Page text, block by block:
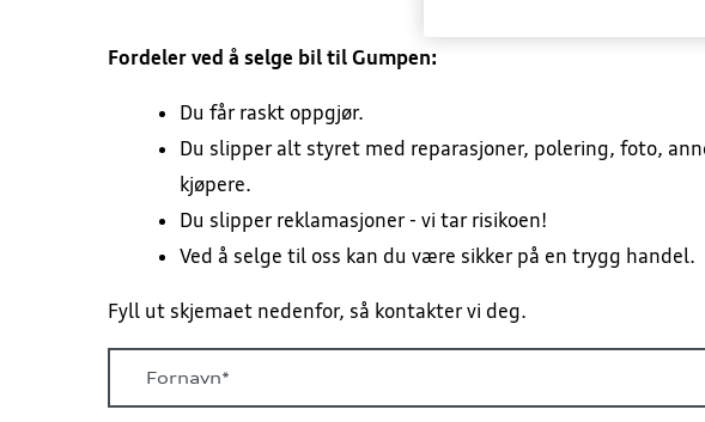
Fordeler ved å selge bil til Gumpen:
Du får raskt oppgjør.
Du slipper alt styret med reparasjoner, polering, foto,
kjøpere.
Du slipper reklamasjoner - vi tar risikoen!
Ved å selge til oss kan du være sikker på en trygg handel.
Fyll ut skjemaet nedenfor, så kontakter vi deg.